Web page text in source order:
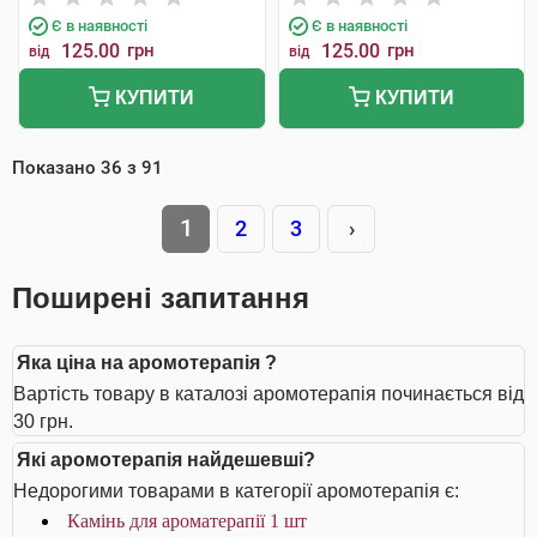
Є в наявності
від 125.00 грн
КУПИТИ
Є в наявності
від 125.00 грн
КУПИТИ
Показано 36 з 91
1 2 3 ›
Поширені запитання
Яка ціна на аромотерапія ?
Вартість товару в каталозі аромотерапія починається від
30 грн.
Які аромотерапія найдешевші?
Недорогими товарами в категорії аромотерапія є:
Камінь для ароматерапії 1 шт